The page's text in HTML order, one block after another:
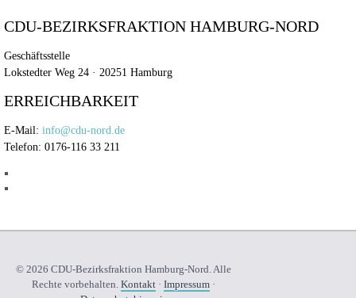
CDU-BEZIRKSFRAKTION HAMBURG-NORD
Geschäftsstelle
Lokstedter Weg 24 · 20251 Hamburg
ERREICHBARKEIT
E-Mail: info@cdu-nord.de
Telefon: 0176-116 33 211
© 2026 CDU-Bezirksfraktion Hamburg-Nord. Alle
Rechte vorbehalten. Kontakt· Impressum·